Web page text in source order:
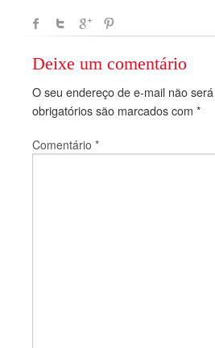
Deixe um comentário
O seu endereço de e-mail não
obrigatórios são marcados com *
Comentário *